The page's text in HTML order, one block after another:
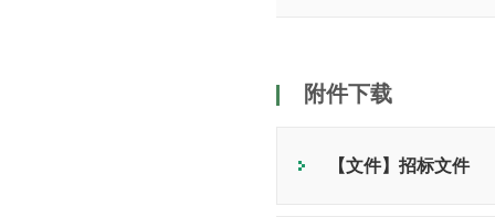
附件下载
【文件】招标文件